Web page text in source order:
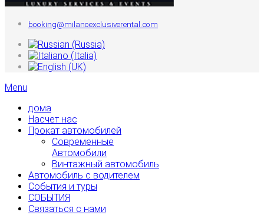
booking@milanoexclusiverental.com
дома
Насчет нас
Прокат автомобилей
Современные
Автомобили
Винтажный автомобиль
Автомобиль с водителем
События и туры
СОБЫТИЯ
Связаться с нами